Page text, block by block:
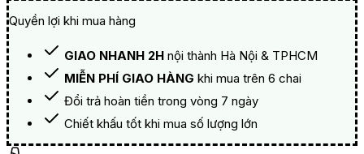
Quyền lợi khi mua hàng
GIAO NHANH 2H nội thành Hà Nội & TPHCM
MIỄN PHÍ GIAO HÀNG khi mua trên 6 chai
Đổi trả hoàn tiền trong vòng 7 ngày
Chiết khấu tốt khi mua số lượng lớn